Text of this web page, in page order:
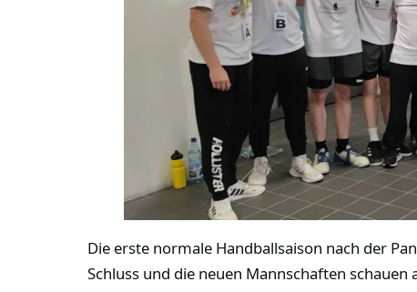
Die erste normale Handballsaison nach der
Schluss und die neuen Mannschaften